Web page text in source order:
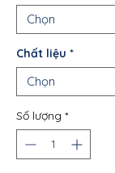
Chất liệu *
Số lượng *